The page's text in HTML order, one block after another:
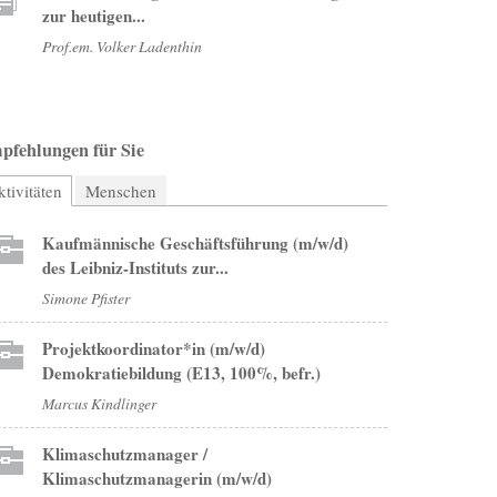
zur heutigen...
Prof.em. Volker Ladenthin
für Sie
(aktiver Reiter)
Menschen
Kaufmännische Geschäftsführung (m/w/d)
des Leibniz-Instituts zur...
Simone Pfister
Projektkoordinator*in (m/w/d)
Demokratiebildung (E13, 100%, befr.)
Marcus Kindlinger
Klimaschutzmanager /
Klimaschutzmanagerin (m/w/d)